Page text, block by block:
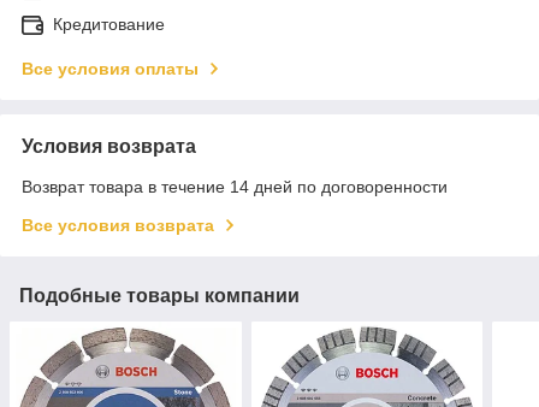
Кредитование
Все условия оплаты
Условия возврата
Возврат товара в течение 14 дней по договоренности
Все условия возврата
Подобные товары компании